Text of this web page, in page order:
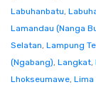
Labuhanbatu,
Lamandau (Nanga
Selatan, Lampung
(Ngabang), Langkat,
Lhokseumawe, Lima